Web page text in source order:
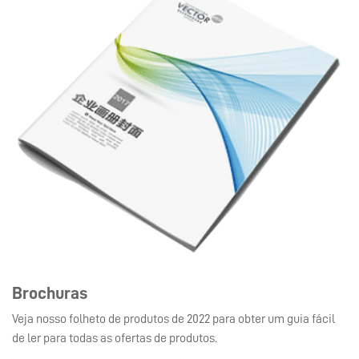
Brochuras
Veja nosso folheto de produtos de 2022 para obter um guia fácil
de ler para todas as ofertas de produtos.